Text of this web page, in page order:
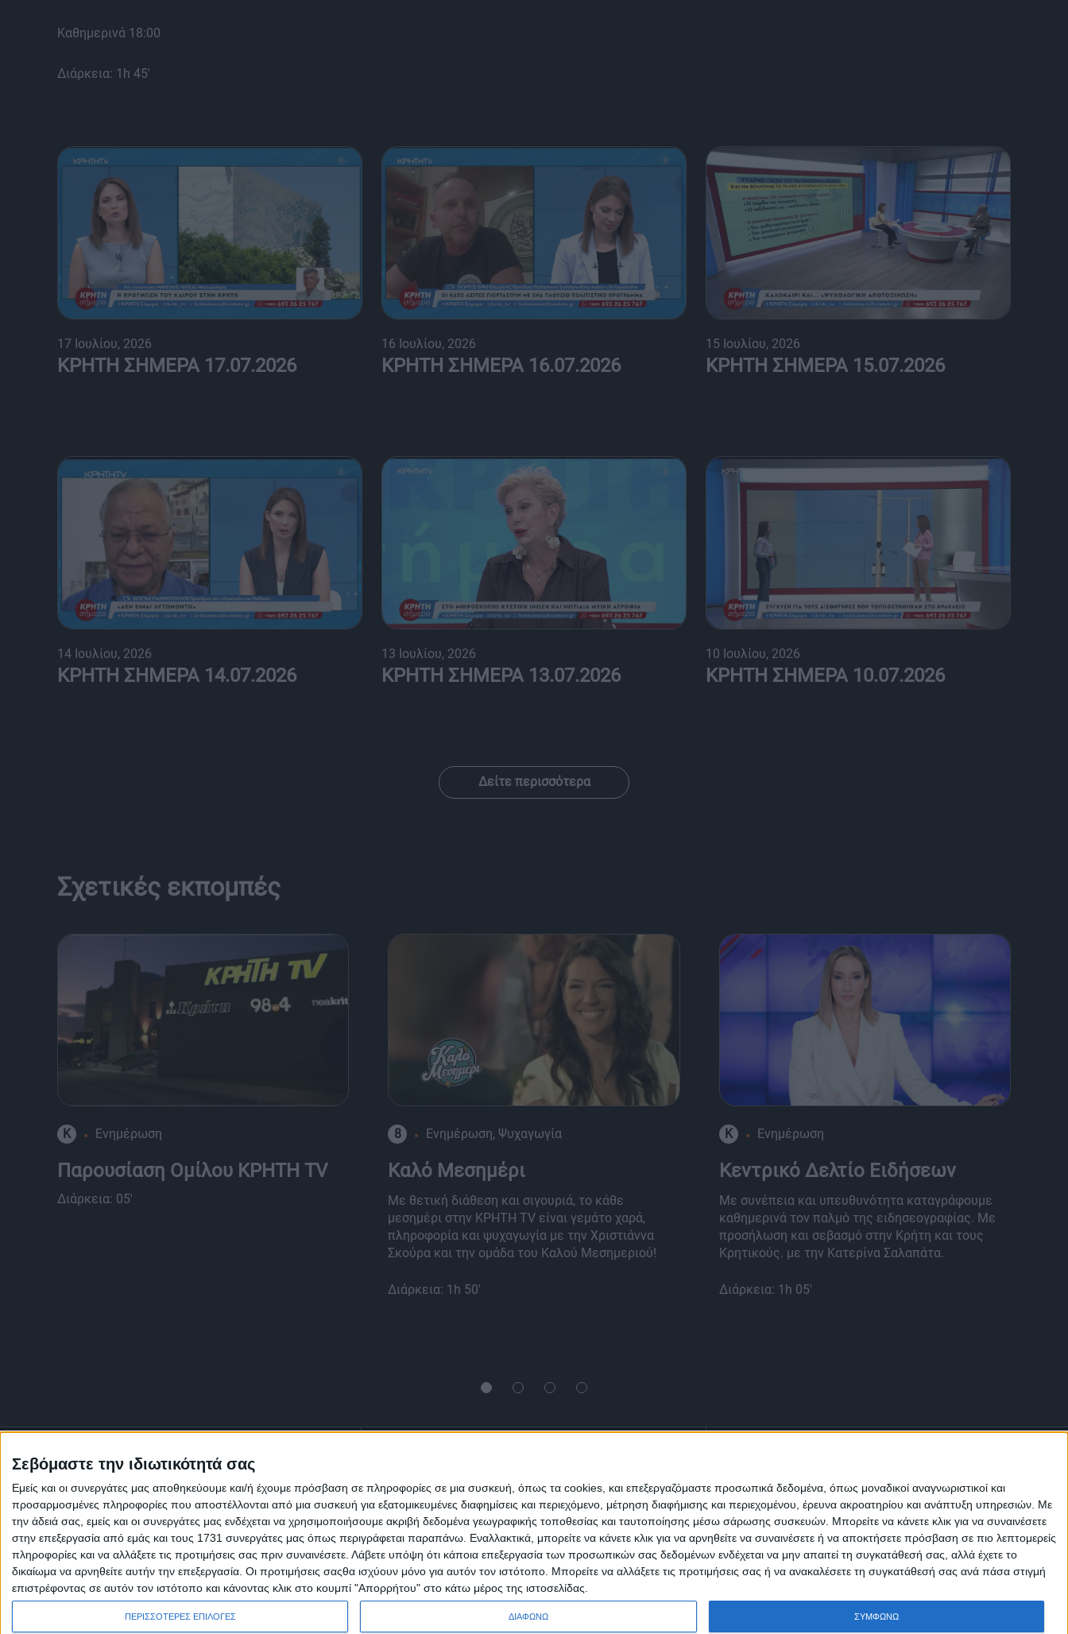
Σεβόμαστε την ιδιωτικότητά σας
Εμείς και οι συνεργάτες μας αποθηκεύουμε και/ή έχουμε πρόσβαση σε πληροφορίες σε μια συσκευή, όπως τα cookies, και επεξεργαζόμαστε προσωπικά δεδομένα, όπως μοναδικοί αναγνωριστικοί και
προσαρμοσμένες πληροφορίες που αποστέλλονται από μια συσκευή για εξατομικευμένες διαφημίσεις και περιεχόμενο, μέτρηση διαφήμισης και περιεχομένου, έρευνα ακροατηρίου και ανάπτυξη υπηρεσιών. Με
την άδειά σας, εμείς και οι συνεργάτες μας ενδέχεται να χρησιμοποιήσουμε ακριβή δεδομένα γεωγραφικής τοποθεσίας και ταυτοποίησης μέσω σάρωσης συσκευών. Μπορείτε να κάνετε κλικ για να συναινέσετε
στην επεξεργασία από εμάς και τους 1731 συνεργάτες μας όπως περιγράφεται παραπάνω. Εναλλακτικά, μπορείτε να κάνετε κλικ για να αρνηθείτε να συναινέσετε ή να αποκτήσετε πρόσβαση σε πιο λεπτομερείς
πληροφορίες και να αλλάξετε τις προτιμήσεις σας πριν συναινέσετε. Λάβετε υπόψη ότι κάποια επεξεργασία των προσωπικών σας δεδομένων ενδέχεται να μην απαιτεί τη συγκατάθεσή σας, αλλά έχετε το
δικαίωμα να αρνηθείτε αυτήν την επεξεργασία. Οι προτιμήσεις σαςθα ισχύουν μόνο για αυτόν τον ιστότοπο. Μπορείτε να αλλάξετε τις προτιμήσεις σας ή να ανακαλέσετε τη συγκατάθεσή σας ανά πάσα στιγμή
επιστρέφοντας σε αυτόν τον ιστότοπο και κάνοντας κλικ στο κουμπί "Απορρήτου" στο κάτω μέρος της ιστοσελίδας.
ΠΕΡΙΣΣΟΤΕΡΕΣ ΕΠΙΛΟΓΕΣ ΔΙΑΦΩΝΩ ΣΥΜΦΩΝΩ
Καθημερινά 18:00
Διάρκεια: 1h 45'
17 Ιουλίου, 2026
ΚΡΗΤΗ ΣΗΜΕΡΑ 17.07.2026
16 Ιουλίου, 2026
ΚΡΗΤΗ ΣΗΜΕΡΑ 16.07.2026
15 Ιουλίου, 2026
ΚΡΗΤΗ ΣΗΜΕΡΑ 15.07.2026
14 Ιουλίου, 2026
ΚΡΗΤΗ ΣΗΜΕΡΑ 14.07.2026
13 Ιουλίου, 2026
ΚΡΗΤΗ ΣΗΜΕΡΑ 13.07.2026
10 Ιουλίου, 2026
ΚΡΗΤΗ ΣΗΜΕΡΑ 10.07.2026
Δείτε περισσότερα
Σχετικές εκπομπές
K Ενημέρωση
Παρουσίαση Ομίλου ΚΡΗΤΗ TV
Διάρκεια: 05'
8 Ενημέρωση, Ψυχαγωγία
Καλό Μεσημέρι
Με θετική διάθεση και σιγουριά, το κάθε
μεσημέρι στην ΚΡΗΤΗ TV είναι γεμάτο χαρά,
πληροφορία και ψυχαγωγία με την Χριστιάννα
Σκούρα και την ομάδα του Καλού Μεσημεριού!
Διάρκεια: 1h 50'
K Ενημέρωση
Κεντρικό Δελτίο Ειδήσεων
Με συνέπεια και υπευθυνότητα καταγράφουμε
καθημερινά τον παλμό της ειδησεογραφίας. Με
προσήλωση και σεβασμό στην Κρήτη και τους
Κρητικούς. με την Κατερίνα Σαλαπάτα.
Διάρκεια: 1h 05'
Classics Επικοινωνία
Trailers
Μ.Η.Τ.
242814